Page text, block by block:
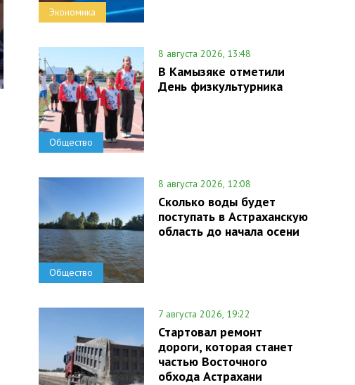
Экономика
Общество
8 августа 2026, 13:48
В Камызяке отметили
День физкультурника
Общество
8 августа 2026, 12:08
Сколько воды будет
поступать в Астраханскую
область до начала осени
7 августа 2026, 19:22
Стартовал ремонт
дороги, которая станет
частью Восточного
обхода Астрахани